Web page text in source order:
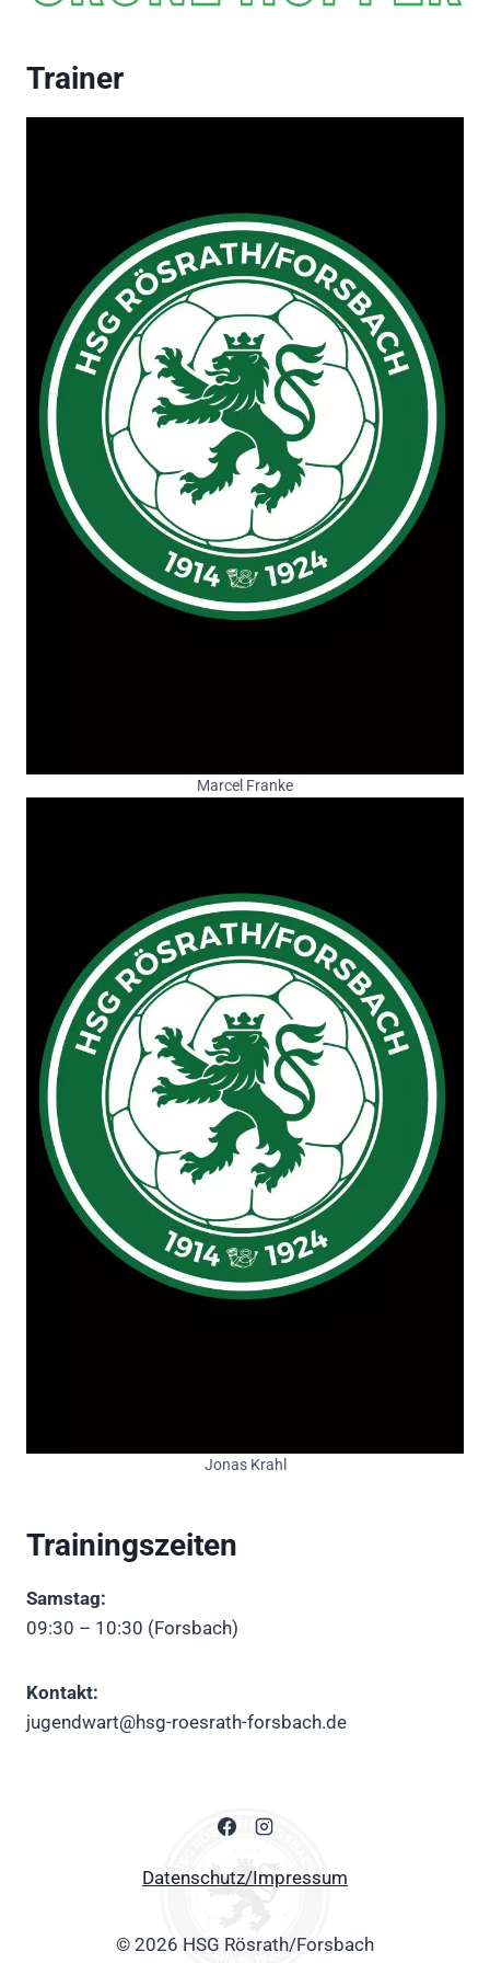
Trainer
Marcel Franke
Jonas Krahl
Trainingszeiten
Samstag:
09:30 – 10:30 (Forsbach)
Kontakt:
jugendwart@hsg-roesrath-forsbach.de
Datenschutz/Impressum
© 2026 HSG Rösrath/Forsbach